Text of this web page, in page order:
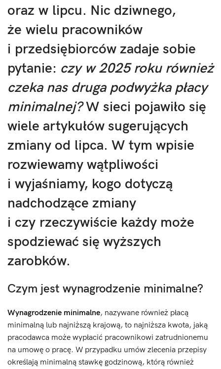
oraz w lipcu. Nic dziwnego,
że wielu pracowników
i przedsiębiorców zadaje sobie
pytanie: czy w 2025 roku również
czeka nas druga podwyżka płacy
minimalnej?W sieci pojawiło się
wiele artykułów sugerujących
zmiany od lipca. W tym wpisie
rozwiewamy wątpliwości
i wyjaśniamy, kogo dotyczą
nadchodzące zmiany
i czy rzeczywiście każdy może
spodziewać się wyższych
zarobków.
Czym jest wynagrodzenie minimalne?
Wynagrodzenie minimalne, nazywane również płacą
minimalną lub najniższą krajową, to najniższa kwota, jaką
pracodawca może wypłacić pracownikowi zatrudnionemu
na umowę o pracę. W przypadku umów zlecenia przepisy
określają minimalną stawkę godzinową, którą również